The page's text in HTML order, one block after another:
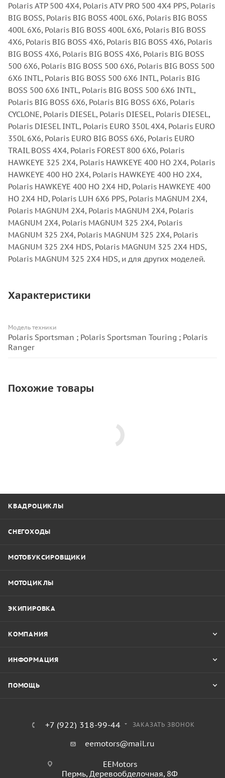
Polaris ATP 500 4X4, Polaris ATV PRO 500 4X4 PPS, Polaris
BIG BOSS, Polaris BIG BOSS 400L 6X6, Polaris BIG BOSS
400L 6X6, Polaris BIG BOSS 400L 6X6, Polaris BIG BOSS
4X6, Polaris BIG BOSS 4X6, Polaris BIG BOSS 4X6, Polaris
BIG BOSS 4X6, Polaris BIG BOSS 4X6, Polaris BIG BOSS
500 6X6, Polaris BIG BOSS 500 6X6, Polaris BIG BOSS 500
6X6 INTL, Polaris BIG BOSS 500 6X6 INTL, Polaris BIG
BOSS 500 6X6 INTL, Polaris BIG BOSS 500 6X6 INTL,
Polaris BIG BOSS 6X6, Polaris BIG BOSS 6X6, Polaris
CYCLONE, Polaris DIESEL, Polaris DIESEL, Polaris DIESEL,
Polaris DIESEL INTL, Polaris EURO 350L 4X4, Polaris EURO
350L 6X6, Polaris EURO BIG BOSS 6X6, Polaris EURO
TRAIL BOSS 4X4, Polaris FOREST 800 6X6, Polaris
HAWKEYE 325 2X4, Polaris HAWKEYE 400 HO 2X4, Polaris
HAWKEYE 400 HO 2X4, Polaris HAWKEYE 400 HO 2X4,
Polaris HAWKEYE 400 HO 2X4 HD, Polaris HAWKEYE 400
HO 2X4 HD, Polaris LUH 6X6 PPS, Polaris MAGNUM 2X4,
Polaris MAGNUM 2X4, Polaris MAGNUM 2X4, Polaris
MAGNUM 2X4, Polaris MAGNUM 325 2X4, Polaris
MAGNUM 325 2X4, Polaris MAGNUM 325 2X4, Polaris
MAGNUM 325 2X4 HDS, Polaris MAGNUM 325 2X4 HDS,
Polaris MAGNUM 325 2X4 HDS, и для других моделей.
Характеристики
Модель техники
Polaris Sportsman ; Polaris Sportsman Touring ; Polaris
Ranger
Похожие товары
КВАДРОЦИКЛЫ
СНЕГОХОДЫ
МОТОБУКСИРОВЩИКИ
МОТОЦИКЛЫ
ЭКИПИРОВКА
КОМПАНИЯ
ИНФОРМАЦИЯ
ПОМОЩЬ
+7 (922) 318-99-44 ЗАКАЗАТЬ ЗВОНОК
eemotors@mail.ru
EEMotors
Пермь, Деревообделочная, 8Ф